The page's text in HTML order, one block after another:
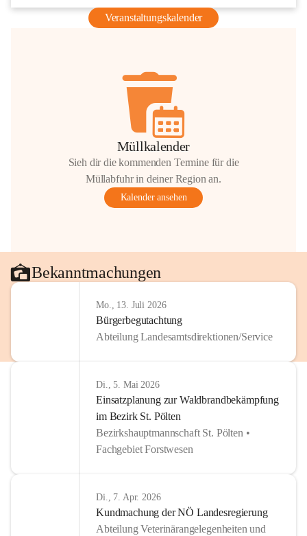
Veranstaltungskalender
Müllkalender
Sieh dir die kommenden Termine für die
Müllabfuhr in deiner Region an.
Kalender ansehen
Bekanntmachungen
Mo., 13. Juli 2026
Bürgerbegutachtung
Abteilung Landesamtsdirektionen/Service
Di., 5. Mai 2026
Einsatzplanung zur Waldbrandbekämpfung
im Bezirk St. Pölten
Bezirkshauptmannschaft St. Pölten •
Fachgebiet Forstwesen
Di., 7. Apr. 2026
Kundmachung der NÖ Landesregierung
Abteilung Veterinärangelegenheiten und